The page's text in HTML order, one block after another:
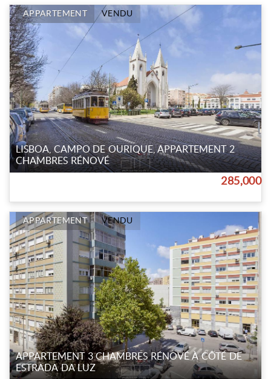
APPARTEMENT VENDU
LISBOA, CAMPO DE OURIQUE, APPARTEMENT 2
CHAMBRES RÉNOVÉ
285,000
APPARTEMENT VENDU
APPARTEMENT 3 CHAMBRES RÉNOVÉ À CÔTÉ DE
ESTRADA DA LUZ